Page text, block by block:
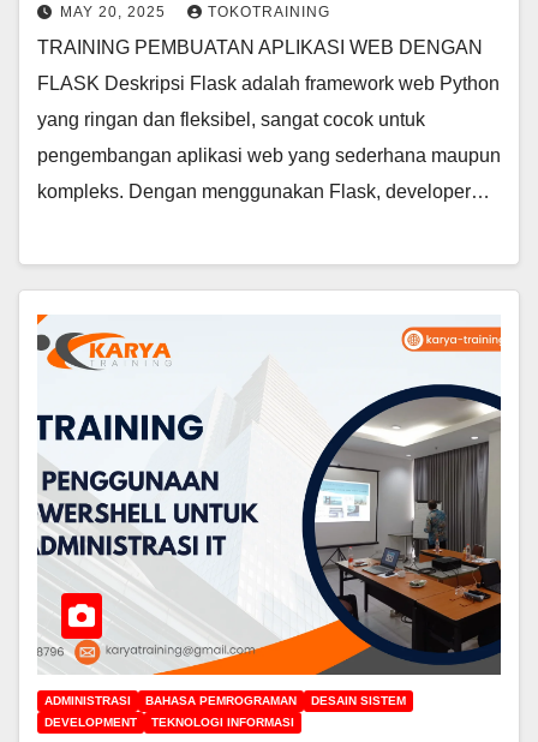
MAY 20, 2025 TOKOTRAINING
TRAINING PEMBUATAN APLIKASI WEB DENGAN
FLASK Deskripsi Flask adalah framework web Python
yang ringan dan fleksibel, sangat cocok untuk
pengembangan aplikasi web yang sederhana maupun
kompleks. Dengan menggunakan Flask, developer…
ADMINISTRASI BAHASA PEMROGRAMAN
DESAIN SISTEM
DEVELOPMENT
TEKNOLOGI INFORMASI